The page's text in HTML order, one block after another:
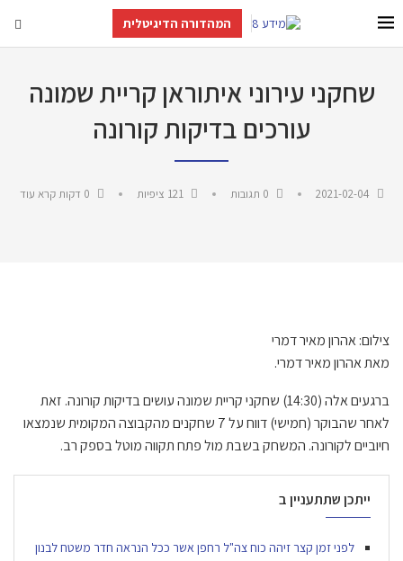
המהדורה הדיגיטלית
שחקני עירוני איתוראן קריית שמונה
עורכים בדיקות קורונה
2021-02-04
121 ציפיות
צילום: אהרון מאיר דמרי
מאת אהרון מאיר דמרי.
ברגעים אלה (14:30) שחקני קריית שמונה עושים בדיקות קורונה. זאת
לאחר שהבוקר (חמישי) דווח על 7 שחקנים מהקבוצה המקומית שנמצאו
חיוביים לקורונה. המשחק בשבת מול פתח תקווה מוטל בספק רב.
ייתכן שתתעניין ב
לפני זמן קצר זיהה כוח צה"ל רחפן אשר ככל הנראה חדר משטח לבנון